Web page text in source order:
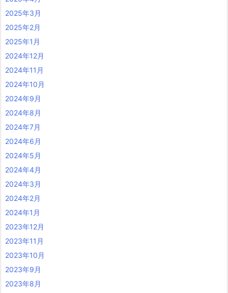
2025年3月
2025年2月
2025年1月
2024年12月
2024年11月
2024年10月
2024年9月
2024年8月
2024年7月
2024年6月
2024年5月
2024年4月
2024年3月
2024年2月
2024年1月
2023年12月
2023年11月
2023年10月
2023年9月
2023年8月